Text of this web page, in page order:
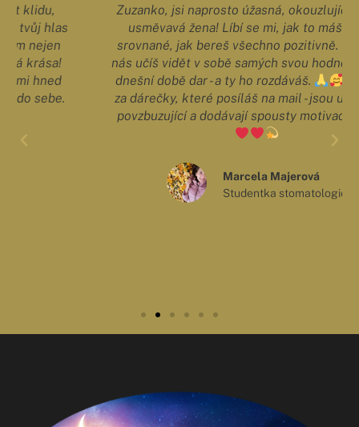
Zuzanko, jsi naprosto úžasná, okouzlující a věčně
usměvavá žena! Líbí se mi, jak to máš v hlavě
srovnané, jak bereš všechno pozitivně. Děkuji, že
nás učíš vidět v sobě samých svou hodnotu. To je v
dnešní době dar - a ty ho rozdáváš.
Děkuji
za dárečky, které posíláš na mail - jsou uklidňující,
povzbuzující a dodávají spousty motivace a lásky.
Marcela Majerová
Studentka stomatologie